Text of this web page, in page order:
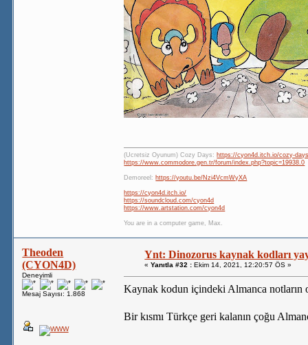
(Ücretsiz Oyunum) Cozy Days: https://cyon4d.itch.io/cozy-
https://www.commodore.gen.tr/forum/index.php?topic=19938.0
Demoreel: https://youtu.be/Nzi4VcmWyXA
https://cyon4d.itch.io/
https://soundcloud.com/cyon4d
https://www.artstation.com/cyon4d
You are in a computer game, Max.
Theoden
(CYON4D)
Deneyimli
Mesaj Sayısı: 1.868
Ynt: Dinozorus kaynak kodları
«Yanıtla #32 : Ekim 14, 2021, 12:20:57 ÖS »
Kaynak kodun içindeki Almanca notların
Bir kısmı Türkçe geri kalanın çoğu